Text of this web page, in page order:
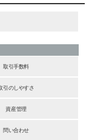
取引手数料
引のしやすさ
資産管理
問い合わせ